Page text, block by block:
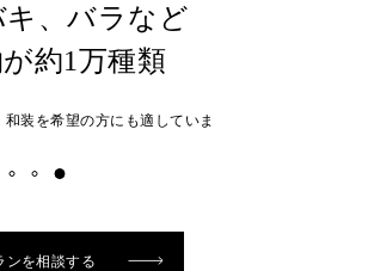
、バラなど
約1万種類
装を希望の方にも適していま
ンを相談する